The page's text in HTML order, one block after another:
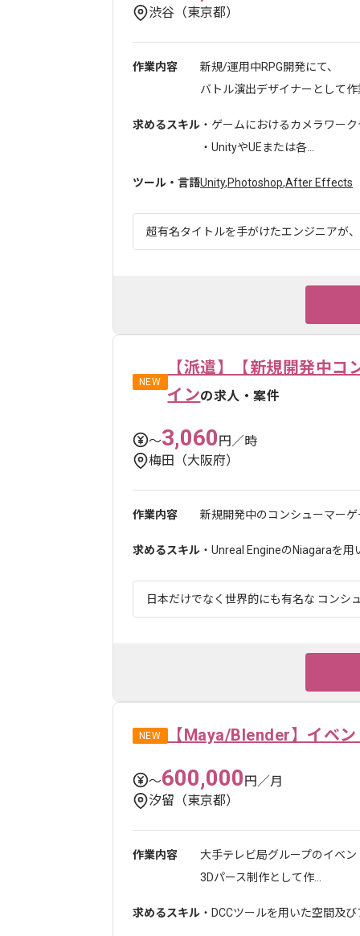
渋谷（東京都）
作業内容
新規/運用中RPG開発にて、
バトル演出デザイナーとして
求めるスキル ・ゲームにおけるカメラワー
・UnityやUEまたは各...
ツール・言語Unity,Photoshop,After Effects
超有名タイトルを手がけたエンジニアが
NEW
【派遣】【新規開発中
インの求人・案件
〜3,060円／時
梅田（大阪府）
作業内容 新規開発中のコンシューマー
求めるスキル ・Unreal EngineのNiagaraを
日本だけでなく世界的にも有名な コンシ
NEW 【Maya/Blender】イベ
〜600,000円／月
汐留（東京都）
作業内容
大手テレビ局グループのイベ
3Dパース制作として作...
求めるスキル ・DCCツールを用いた空間及